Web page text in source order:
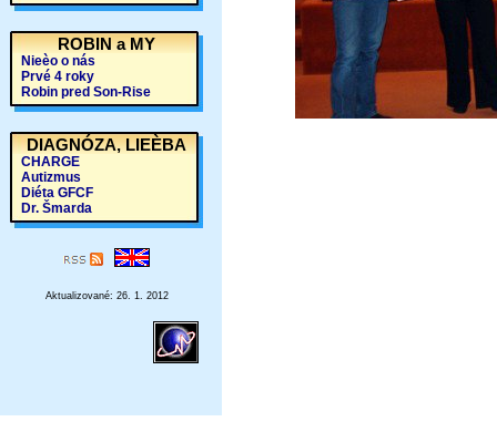
ROBIN a MY
Nieèo o nás
Prvé 4 roky
Robin pred Son-Rise
DIAGNÓZA, LIEÈBA
CHARGE
Autizmus
Diéta GFCF
Dr. Šmarda
Aktualizované: 26. 1. 2012